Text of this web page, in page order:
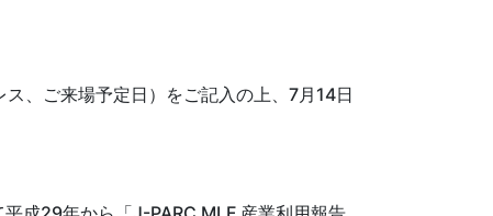
、ご来場予定日）をご記入の上、7月14日